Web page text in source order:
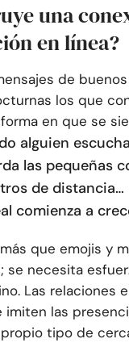
una
en línea?
de
los que
en que se
alguien
las pequeñas
de distancia…
comienza a
que emojis y
se necesita
Las relaciones
imiten las
tipo de